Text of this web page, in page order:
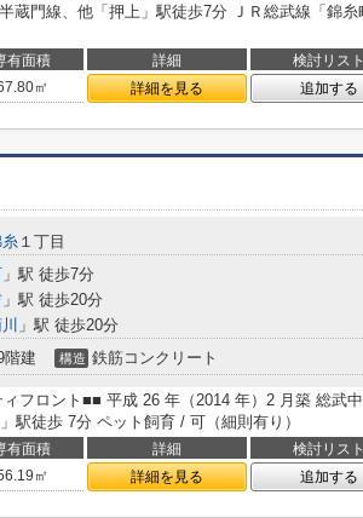
蔵門線、他「押上」駅徒歩7分 ＪＲ総武線「錦糸
有面積 詳細
検討リスト
㎡ 詳細を見る 追加する
１丁目
」駅 徒歩7分
」駅 徒歩20分
」駅 徒歩20分
階建 構造 鉄筋コンクリート
フロント■■ 平成 26 年（2014 年）2 月築 総武
駅徒歩 7分 ペット飼育 / 可（細則有り）
有面積 詳細
検討リスト
㎡ 詳細を見る 追加する